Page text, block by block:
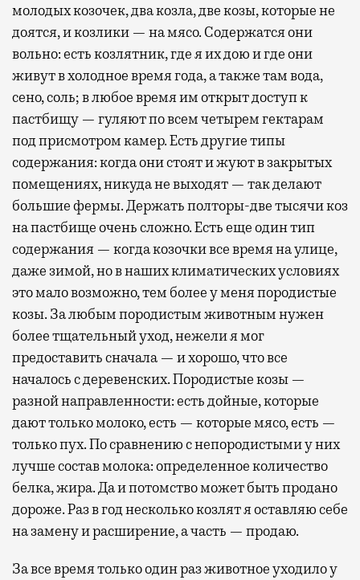
молодых козочек, два козла, две козы, которые не
доятся, и козлики — на мясо. Содержатся они
вольно: есть козлятник, где я их дою и где они
живут в холодное время года, а также там вода,
сено, соль; в любое время им открыт доступ к
пастбищу — гуляют по всем четырем гектарам
под присмотром камер. Есть другие типы
содержания: когда они стоят и жуют в закрытых
помещениях, никуда не выходят — так делают
большие фермы. Держать полторы-две тысячи коз
на пастбище очень сложно. Есть еще один тип
содержания — когда козочки все время на улице,
даже зимой, но в наших климатических условиях
это мало возможно, тем более у меня породистые
козы. За любым породистым животным нужен
более тщательный уход, нежели я мог
предоставить сначала — и хорошо, что все
началось с деревенских. Породистые козы —
разной направленности: есть дойные, которые
дают только молоко, есть — которые мясо, есть —
только пух. По сравнению с непородистыми у них
лучше состав молока: определенное количество
белка, жира. Да и потомство может быть продано
дороже. Раз в год несколько козлят я оставляю себе
на замену и расширение, а часть — продаю.
За все время только один раз животное уходило у